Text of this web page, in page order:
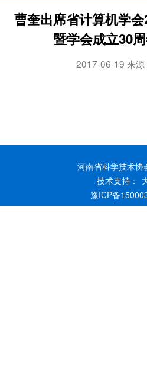
曹奎出席省计算机学
暨学会成立30
2017-06-19 来源
河南省科学技术协
技术支持：
豫ICP备